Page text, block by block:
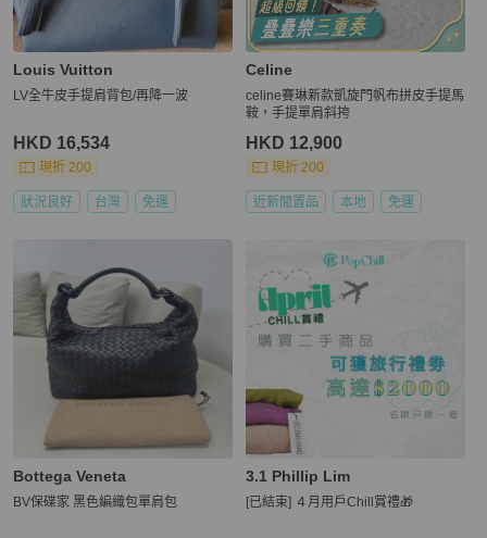
Louis Vuitton
LV全牛皮手提肩背包/再降一波
HKD 16,534
現折 200
狀況良好 台灣 免運
Celine
celine賽琳新款凱旋門帆布拼皮手提馬
鞍，手提單肩斜挎
HKD 12,900
現折 200
近新閒置品 本地 免運
Bottega Veneta
BV保碟家 黑色編織包單肩包
3.1 Phillip Lim
[已結束] ４月用戶Chill賞禮🎁